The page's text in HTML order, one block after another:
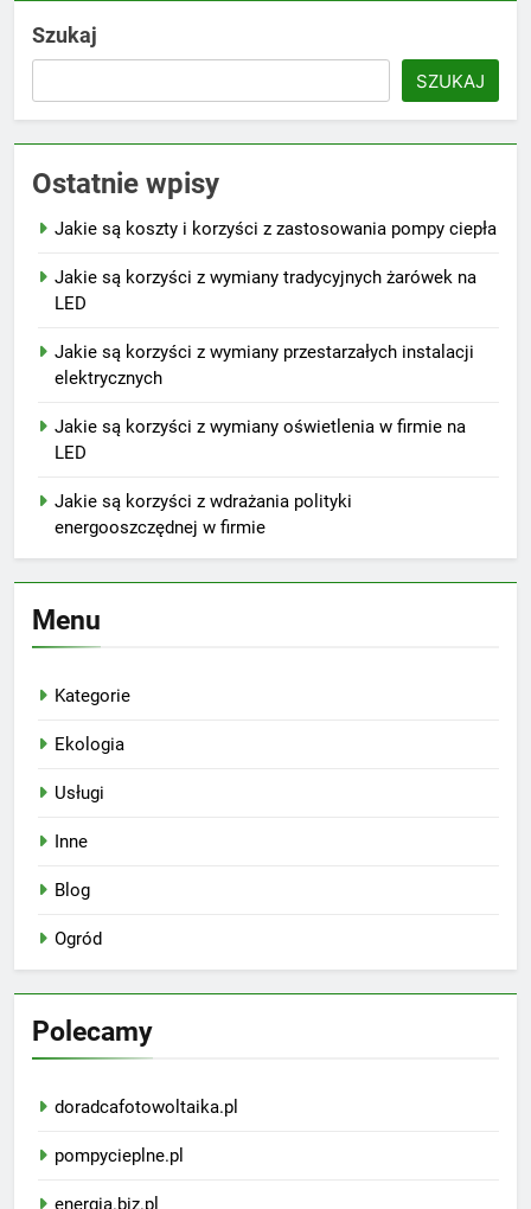
Szukaj
SZUKAJ
Ostatnie wpisy
Jakie są koszty i korzyści z zastosowania pompy ciepła
Jakie są korzyści z wymiany tradycyjnych żarówek na
LED
Jakie są korzyści z wymiany przestarzałych instalacji
elektrycznych
Jakie są korzyści z wymiany oświetlenia w firmie na
LED
Jakie są korzyści z wdrażania polityki
energooszczędnej w firmie
Menu
Kategorie
Ekologia
Usługi
Inne
Blog
Ogród
Polecamy
doradcafotowoltaika.pl
pompycieplne.pl
energia.biz.pl